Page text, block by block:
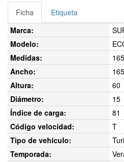
Ficha
Etiqueta
Marca:
Modelo:
Medidas:
Ancho:
165
Altura:
60
Diámetro:
15
Índice de carga:
81
Código velocidad:
T
Tipo de vehículo:
Temporada: